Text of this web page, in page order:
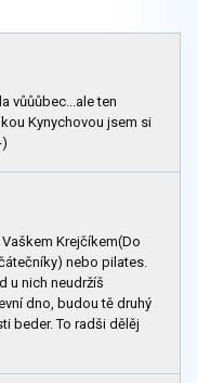
vůůůbec...ale ten
Kynychovou jsem si
Krejčíkem(Do
nebo pilates.
u nich neudržíš
dno, budou tě druhý
beder. To radši dělěj